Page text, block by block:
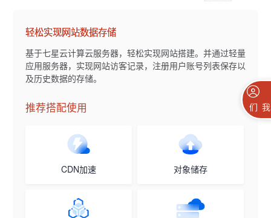
轻松实现网站数据存储
基于七星云计算云服务器，轻松实现网站搭建。并通过轻量
应用服务器，实现网站访客记录，注册用户账号列表保存以
及历史数据的存储。
推荐搭配使用
CDN加速 对象储存
联系我们